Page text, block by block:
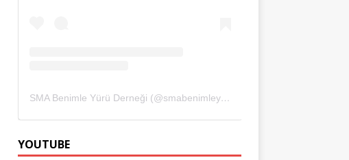
SMA Benimle Yürü Derneği (@smabenimleyuru)'in paylaştığı bir gönderi
YOUTUBE